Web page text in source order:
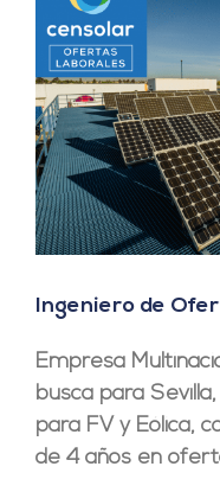
imagen
más
grande
Ingeniero de
Empresa
busca para
para FV y Eólica,
de 4 añosen